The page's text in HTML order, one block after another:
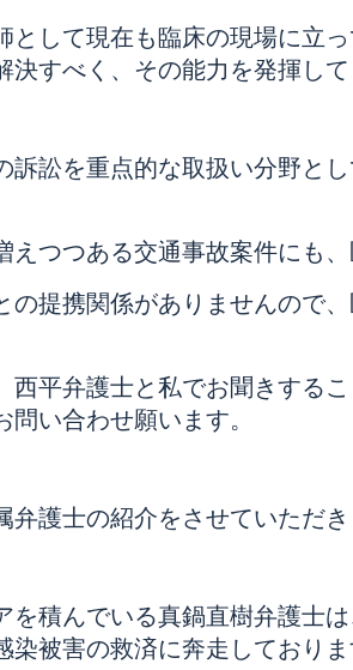
として現在も臨床の現場に立
すべく、その能力を発揮して
訴訟を重点的な取扱い分野と
えつつある交通事故案件にも
の提携関係がありませんので
西平弁護士と私でお聞きする
い合わせ願います。
弁護士の紹介をさせていただ
を積んでいる真鍋直樹弁護士
被害の救済に奔走しておりま